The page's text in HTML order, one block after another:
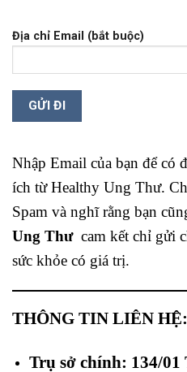
Địa chỉ Email (bắt buộc)
Nhập Email của bạn để có
ích từ Healthy Ung Thư.
Spam và nghĩ rằng bạn
Ung Thư cam kết chỉ gửi
sức khỏe có giá trị.
THÔNG TIN LIÊN HỆ:
Trụ sở chính: 134/